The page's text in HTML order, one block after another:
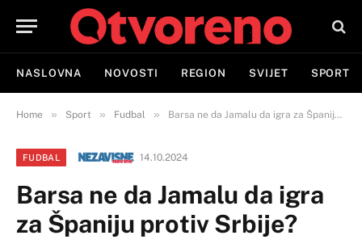
NASLOVNA NOVOSTI REGION SVIJET SPORT
Home » Sport » Fudbal » Barsa ne da Jamalu da igra za Španiju protiv Srbije?
FUDBAL 14.10.2024
Barsa ne da Jamalu da igra
za Španiju protiv Srbije?